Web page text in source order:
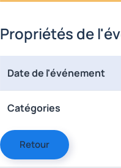
Propriétés de
Date de l'événement
Catégories
Retour